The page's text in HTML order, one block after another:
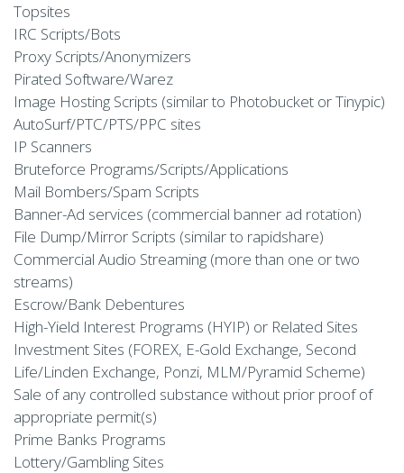
Topsites
IRC Scripts/Bots
Proxy Scripts/Anonymizers
Pirated Software/Warez
Image Hosting Scripts (similar to Photobucket or Tinypic)
AutoSurf/PTC/PTS/PPC sites
IP Scanners
Bruteforce Programs/Scripts/Applications
Mail Bombers/Spam Scripts
Banner-Ad services (commercial banner ad rotation)
File Dump/Mirror Scripts (similar to rapidshare)
Commercial Audio Streaming (more than one or two
streams)
Escrow/Bank Debentures
High-Yield Interest Programs (HYIP) or Related Sites
Investment Sites (FOREX, E-Gold Exchange, Second
Life/Linden Exchange, Ponzi, MLM/Pyramid Scheme)
Sale of any controlled substance without prior proof of
appropriate permit(s)
Prime Banks Programs
Lottery/Gambling Sites